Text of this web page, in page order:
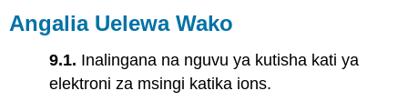
Angalia Uelewa Wako
9.1. Inalingana na nguvu ya kutisha kati ya
elektroni za msingi katika ions.